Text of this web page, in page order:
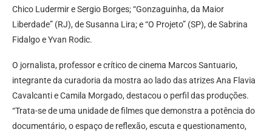
Chico Ludermir e Sergio Borges; “Gonzaguinha, da Maior
Liberdade” (RJ), de Susanna Lira; e “O Projeto” (SP), de Sabrina
Fidalgo e Yvan Rodic.
O jornalista, professor e crítico de cinema Marcos Santuario,
integrante da curadoria da mostra ao lado das atrizes Ana Flavia
Cavalcanti e Camila Morgado, destacou o perfil das produções.
“Trata-se de uma unidade de filmes que demonstra a potência do
documentário, o espaço de reflexão, escuta e questionamento,